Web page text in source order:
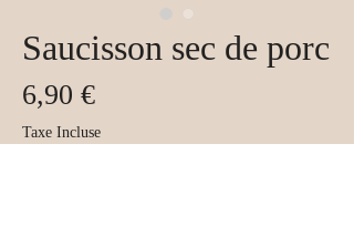
Saucisson sec de porc
6,90 €Prix
Taxe Incluse